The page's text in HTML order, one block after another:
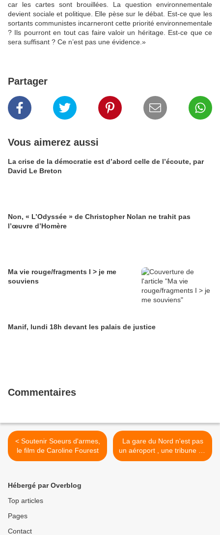
car les cartes sont brouillées. La question environnementale
devient sociale et politique. Elle pèse sur le débat. Est-ce que les
sortants communistes incarneront cette priorité environnementale
? Ils pourront en tout cas faire valoir un héritage. Est-ce que ce
sera suffisant ? Ce n’est pas une évidence.»
Partager
Vous aimerez aussi
La crise de la démocratie est d’abord celle de l’écoute, par
David Le Breton
Non, « L’Odyssée » de Christopher Nolan ne trahit pas
l’œuvre d’Homère
Ma vie rouge/fragments I > je me
souviens
Manif, lundi 18h devant les palais de justice
Commentaires
< Soutenir Soeurs d'armes,
le film de Caroline Fourest
La gare du Nord n'est pas
un aéroport , une tribune de
Pierre Veltz dans Libération
Hébergé par Overblog
Top articles
Pages
Contact